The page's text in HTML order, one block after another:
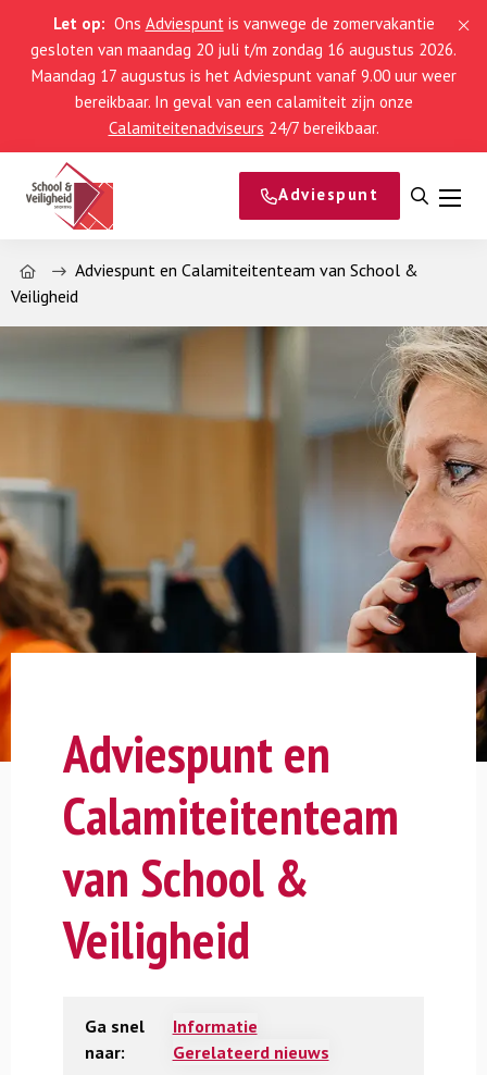
Let op: Ons Adviespuntis vanwege de zomervakantie
gesloten van maandag 20 juli t/m zondag 16 augustus 2026.
Maandag 17 augustus is het Adviespunt vanaf 9.00 uur weer
bereikbaar. In geval van een calamiteit zijn onze
Calamiteitenadviseurs 24/7 bereikbaar.
Adviespunt
Open
Home
Adviespunt en Calamiteitenteam van School &
Veiligheid
Adviespunt en
Calamiteitenteam
van School &
Veiligheid
Ga snel
naar:
Informatie
Gerelateerd nieuws